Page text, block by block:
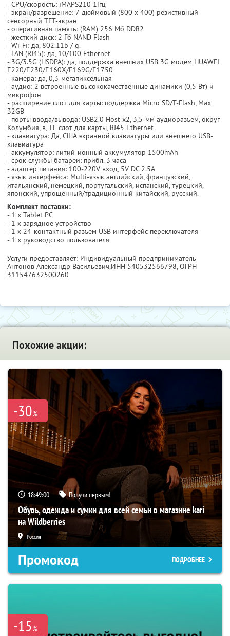
- CPU/скорость: iMAPS210 1Ггц
- экран/разрешение: 7-дюймовый (800 х 400) резистивный
сенсорный TFT-экран
- оперативная память: (RAM) 256 Мб DDR2
- жесткий диск: 2 Гб NAND Flash
- Wi-Fi: да, 802.11b / g.
- LAN (RJ45): да, 10/100 Ethernet
- 3G/3.5G (HSDPA): да, поддержка внешних USB 3G модем HUAWEI
E220/E230/E160X/E169G/E1750
- камера: да, 0,3-мегапиксельная
- аудио: 2 встроенные высококачественные динамики (0,5 Вт) и
микрофон
- расширение слот для карты: поддержка Micro SD/T-Flash, Max
32GB
- порты ввода/вывода: USB2.0 Host x2, 3,5-мм аудиоразъем, округ
Колумбия, в, TF слот для карты, RJ45 Ethernet
- клавиатура: Да, США экранной клавиатуры или внешнего USB-
клавиатура
- аккумулятор: литий-ионный аккумулятор 1500mAh
- срок службы батареи: прибл. 3 часа
- адаптер питания: 100-220V вход, 5V DC 2.5A
- язык интерфейса: Multi-язык английский, французский,
итальянский, немецкий, португальский, испанский, турецкий,
японский, упрощенный/традиционный китайский, русский.
Комплект поставки:
- 1 х Tablet PC
- 1 х зарядное устройство
- 1 х 24-контактный разъем USB интерфейс переключателя
- 1 х руководство пользователя
Услуги предоставляет: Индивидуальный предприниматель
Антонов Александр Васильевич,ИНН 540532566798, ОГРН
311547632500260
Похожие акции:
-30%
18:48:59 Получи первым!
Обувь, одежда и сумки для всей семьи в магазине kari
на Wildberries
Россия
Промокод ПОДРОБНЕЕ
-15%